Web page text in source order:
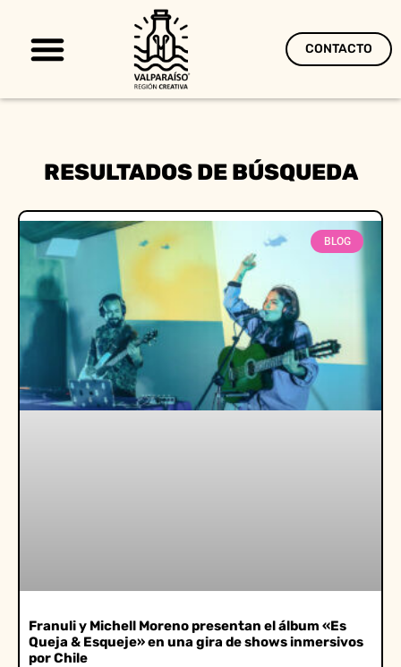
CONTACTO
RESULTADOS DE BÚSQUEDA
BLOG
Franuli y Michell Moreno presentan el álbum «Es
Queja & Esqueje» en una gira de shows inmersivos
por Chile